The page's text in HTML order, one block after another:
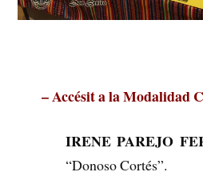
– Accésit a la Modalidad
IRENE PAREJO
“Donoso Cortés”.